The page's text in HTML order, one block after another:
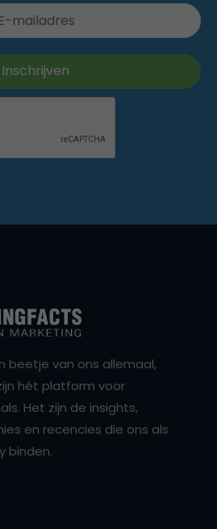
beetje van ons allemaal,
hét platform voor
Het zijn de insights,
en recencies die ons als
binden.